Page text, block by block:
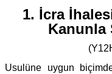
1. İcra
Kanunla
Usulüne uygun